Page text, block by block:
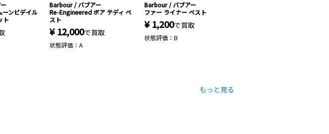
ーンビデイル
ト
Barbour / バブアー
Re-Engineered ボア テディ ベ
スト
¥ 12,000で買取
状態評価：A
Barbour / バブアー
ファー ライナー ベスト
¥ 1,200で買取
状態評価：B
もっと見る